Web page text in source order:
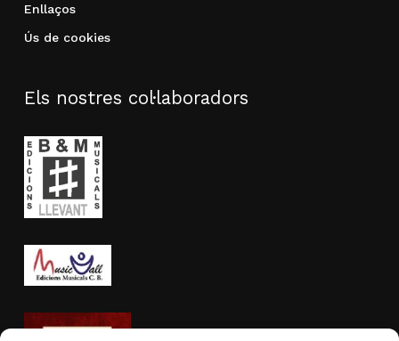
Enllaços
Ús de cookies
Els nostres col·laboradors